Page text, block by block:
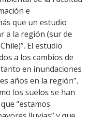
e
que un estudio
a la región (sur de
El estudio
a los cambios de
en inundaciones
años en la región”,
los suelos se han
“estamos